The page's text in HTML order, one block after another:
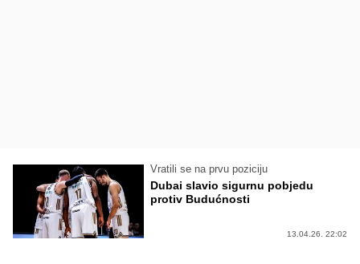
Vratili se na prvu poziciju
Dubai slavio sigurnu pobjedu
protiv Budućnosti
13.04.26. 22:02